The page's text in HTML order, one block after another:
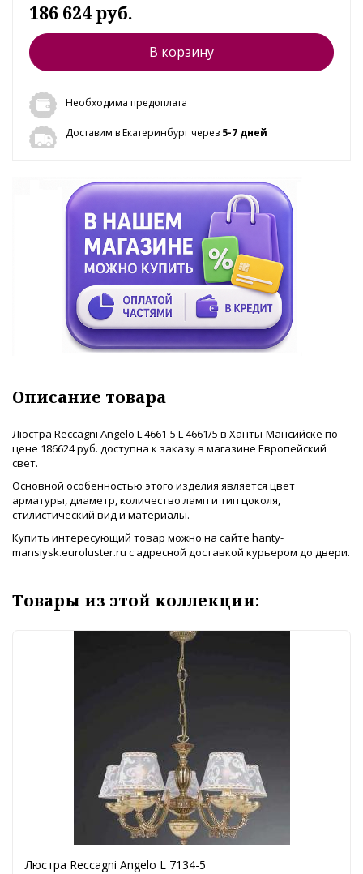
186 624 руб.
В корзину
Необходима предоплата
Доставим в Екатеринбург через 5-7 дней
Описание товара
Люстра Reccagni Angelo L 4661-5 L 4661/5 в Ханты-Мансийске по
цене 186624 руб. доступна к заказу в магазине Европейский
свет.
Основной особенностью этого изделия является цвет
арматуры, диаметр, количество ламп и тип цоколя,
стилистический вид и материалы.
Купить интересующий товар можно на сайте hanty-
mansiysk.euroluster.ru с адресной доставкой курьером до двери.
Товары из этой коллекции:
Люстра Reccagni Angelo L 7134-5